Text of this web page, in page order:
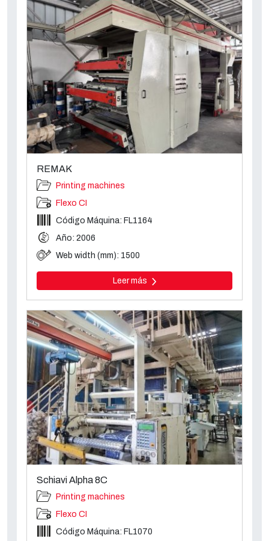
REMAK
Printing machines
Flexo CI
Código Máquina: FL1164
Año: 2006
Web width (mm): 1500
Leer más
Schiavi Alpha 8C
Printing machines
Flexo CI
Código Máquina: FL1070